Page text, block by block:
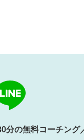
分の無料コーチング